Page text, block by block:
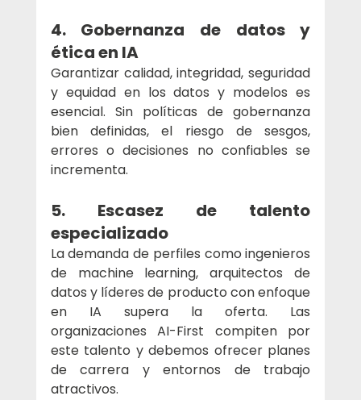
4. Gobernanza de datos y
ética en IA
Garantizar calidad, integridad, seguridad
y equidad en los datos y modelos es
esencial. Sin políticas de gobernanza
bien definidas, el riesgo de sesgos,
errores o decisiones no confiables se
incrementa.
5. Escasez de talento
especializado
La demanda de perfiles como ingenieros
de machine learning, arquitectos de
datos y líderes de producto con enfoque
en IA supera la oferta. Las
organizaciones AI-First compiten por
este talento y debemos ofrecer planes
de carrera y entornos de trabajo
atractivos.